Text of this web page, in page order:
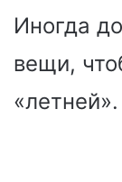
Иногда
вещи,
«летней».